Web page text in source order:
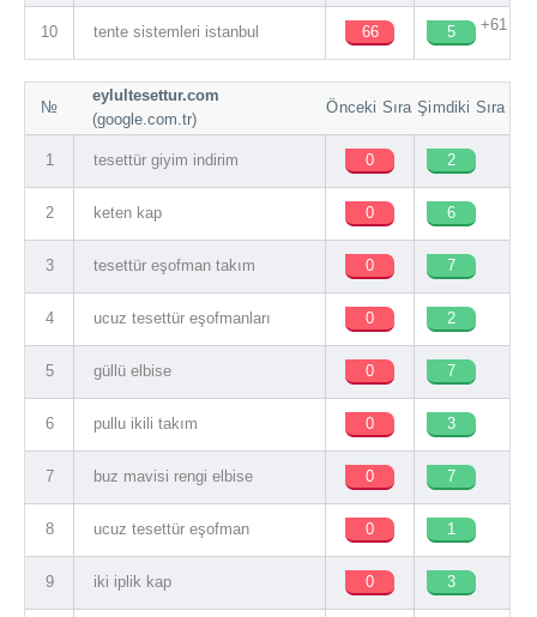
10 tente sistemleri istanbul 66 5 +61
№
eylultesettur.com
(google.com.tr)
Önceki Sıra Şimdiki Sıra
1 tesettür giyim indirim 0 2
2 keten kap 0 6
3 tesettür eşofman takım 0 7
4 ucuz tesettür eşofmanları 0 2
5 güllü elbise 0 7
6 pullu ikili takım 0 3
7 buz mavisi rengi elbise 0 7
8 ucuz tesettür eşofman 0 1
9 iki iplik kap 0 3